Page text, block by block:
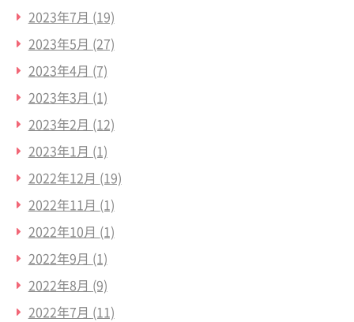
2023年7月 (19)
2023年5月 (27)
2023年4月 (7)
2023年3月 (1)
2023年2月 (12)
2023年1月 (1)
2022年12月 (19)
2022年11月 (1)
2022年10月 (1)
2022年9月 (1)
2022年8月 (9)
2022年7月 (11)